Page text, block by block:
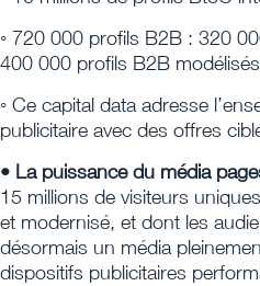
◦ 720 000 profils B2B : 320
400 000 profils B2B
◦ Ce capital data adresse
publicitaire avec des offres
• La puissance du média
15 millions de visiteurs
et modernisé, et dont les
désormais un média
dispositifs publicitaires